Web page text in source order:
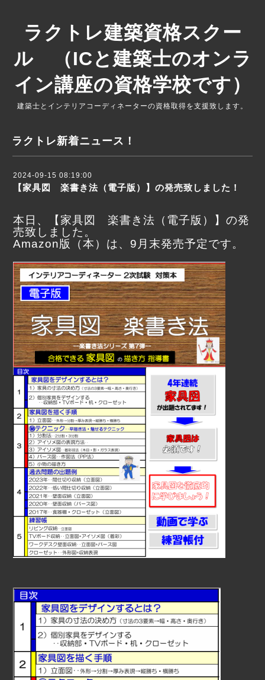
ラクトレ建築資格スクー
ル （ICと建築士のオンラ
イン講座の資格学校です）
建築士とインテリアコーディネーターの資格取得を支援致します。
ラクトレ新着ニュース！
2024-09-15 08:19:00
【家具図 楽書き法（電子版）】の発売致しました！
本日、【家具図 楽書き法（電子版）】の発
売致しました。
Amazon版（本）は、9月末発売予定です。